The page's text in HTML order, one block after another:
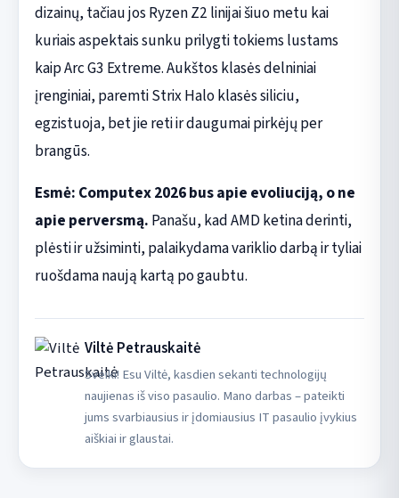
dizainų, tačiau jos Ryzen Z2 linijai šiuo metu kai
kuriais aspektais sunku prilygti tokiems lustams
kaip Arc G3 Extreme. Aukštos klasės delniniai
įrenginiai, paremti Strix Halo klasės siliciu,
egzistuoja, bet jie reti ir daugumai pirkėjų per
brangūs.
Esmė: Computex 2026 bus apie evoliuciją, o ne
apie perversmą. Panašu, kad AMD ketina derinti,
plėsti ir užsiminti, palaikydama variklio darbą ir tyliai
ruošdama naują kartą po gaubtu.
Viltė Petrauskaitė
Sveiki! Esu Viltė, kasdien sekanti technologijų
naujienas iš viso pasaulio. Mano darbas – pateikti
jums svarbiausius ir įdomiausius IT pasaulio įvykius
aiškiai ir glaustai.